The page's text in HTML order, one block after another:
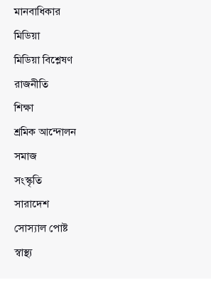
মানবাধিকার
মিডিয়া
মিডিয়া বিশ্লেষণ
রাজনীতি
শিক্ষা
শ্রমিক আন্দোলন
সমাজ
সংস্কৃতি
সারাদেশ
সোস্যাল পোষ্ট
স্বাস্থ্য